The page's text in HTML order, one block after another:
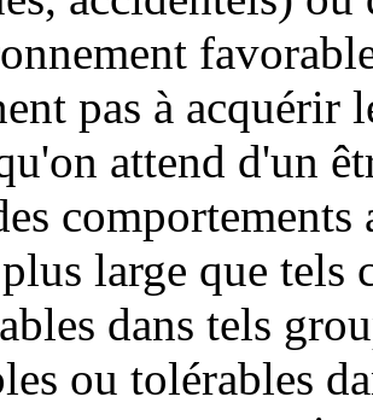
pas à acquérir
attend d'un
comportements
large que tels
dans tels
ou tolérables